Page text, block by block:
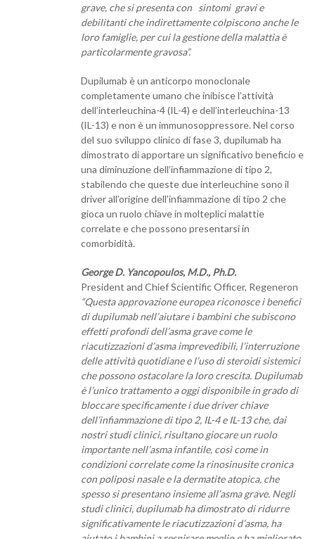
grave, che si presenta con sintomi gravi e
debilitanti che indirettamente colpiscono anche le
loro famiglie, per cui la gestione della malattia è
particolarmente gravosa”.
Dupilumab è un anticorpo monoclonale
completamente umano che inibisce l’attività
dell’interleuchina-4 (IL-4) e dell’interleuchina-13
(IL-13) e non è un immunosoppressore. Nel corso
del suo sviluppo clinico di fase 3, dupilumab ha
dimostrato di apportare un significativo beneficio e
una diminuzione dell’infiammazione di tipo 2,
stabilendo che queste due interleuchine sono il
driver all’origine dell’infiammazione di tipo 2 che
gioca un ruolo chiave in molteplici malattie
correlate e che possono presentarsi in
comorbidità.
George D. Yancopoulos, M.D., Ph.D.
President and Chief Scientific Officer, Regeneron
“Questa approvazione europea riconosce i benefici
di dupilumab nell’aiutare i bambini che subiscono
effetti profondi dell’asma grave come le
riacutizzazioni d’asma imprevedibili, l’interruzione
delle attività quotidiane e l’uso di steroidi sistemici
che possono ostacolare la loro crescita. Dupilumab
è l’unico trattamento a oggi disponibile in grado di
bloccare specificamente i due driver chiave
dell’infiammazione di tipo 2, IL-4 e IL-13 che, dai
nostri studi clinici, risultano giocare un ruolo
importante nell’asma infantile, così come in
condizioni correlate come la rinosinusite cronica
con poliposi nasale e la dermatite atopica, che
spesso si presentano insieme all’asma grave. Negli
studi clinici, dupilumab ha dimostrato di ridurre
significativamente le riacutizzazioni d’asma, ha